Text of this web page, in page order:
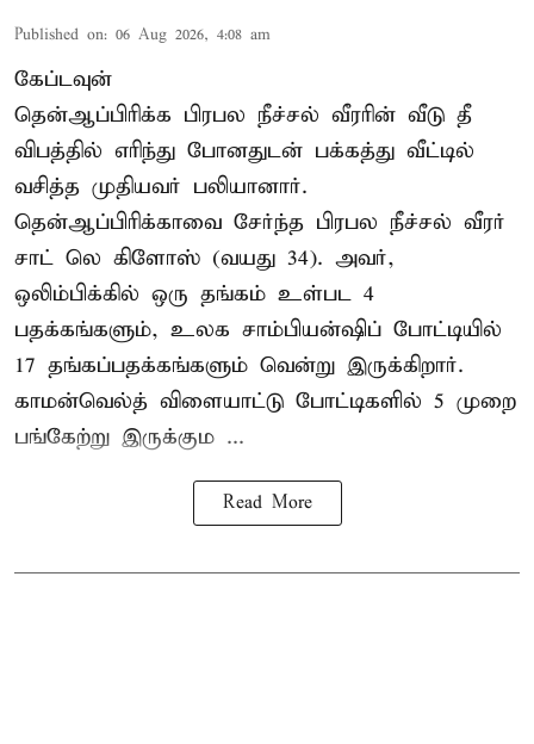
Published on: 06 Aug 2026, 4:08 am
கேப்டவுன்
தென்ஆப்பிரிக்க பிரபல நீச்சல் வீரரின் வீடு தீ
விபத்தில் எரிந்து போனதுடன் பக்கத்து வீட்டில்
வசித்த முதியவர் பலியானார்.
தென்ஆப்பிரிக்காவை சேர்ந்த பிரபல நீச்சல் வீரர்
சாட் லெ கிளோஸ் (வயது 34). அவர்,
ஒலிம்பிக்கில் ஒரு தங்கம் உள்பட 4
பதக்கங்களும், உலக சாம்பியன்ஷிப் போட்டியில்
17 தங்கப்பதக்கங்களும் வென்று இருக்கிறார்.
காமன்வெல்த் விளையாட்டு போட்டிகளில் 5 முறை
பங்கேற்று இருக்கும ...
Read More